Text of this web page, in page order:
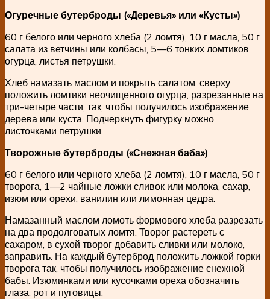
Огуречные бутерброды («Деревья» или «Кусты»)
60 г белого или черного хлеба (2 ломтя), 10 г масла, 50 г
салата из ветчины или колбасы, 5—6 тонких ломтиков
огурца, листья петрушки.
Хлеб намазать маслом и покрыть салатом, сверху
положить ломтики неочищенного огурца, разрезанные на
три-четыре части, так, чтобы получилось изображение
дерева или куста. Подчеркнуть фигурку можно
листочками петрушки.
Творожные бутерброды («Снежная баба»)
60 г белого или черного хлеба (2 ломтя), 10 г масла, 50 г
творога, 1—2 чайные ложки сливок или молока, сахар,
изюм или орехи, ванилин или лимонная цедра.
Намазанный маслом ломоть формового хлеба разрезать
на два продолговатых ломтя. Творог растереть с
сахаром, в сухой творог добавить сливки или молоко,
заправить. На каждый бутерброд положить ложкой горки
творога так, чтобы получилось изображение снежной
бабы. Изюминками или кусочками ореха обозначить
глаза, рот и пуговицы,